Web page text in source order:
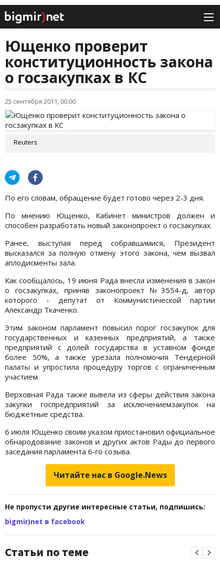
Ющенко проверит
конституционность закона
о госзакупках в КС
25 сентября 2011, 00:00
Reuters
По его словам, обращение будет готово через 2-3 дня.
По мнению Ющенко, Кабинет министров должен и
способен разработать новый законопроект о госзакупках.
Ранее, выступая перед собравшимися, Президент
высказался за полную отмену этого закона, чем вызвал
аплодисменты зала.
Как сообщалось, 19 июня Рада внесла изменения в закон
о госзакупках, приняв законопроект №3554-д, автор
которого - депутат от Коммунистической партии
Александр Ткаченко.
Этим законом парламент повысил порог госзакупок для
государственных и казенных предприятий, а также
предприятий с долей государства в уставном фонде
более 50%, а также урезала полномочия Тендерной
палаты и упростила процедуру торгов с ограниченным
участием.
Верховная Рада также вывела из сферы действия закона
закупки госпредприятий за исключениемзакупок на
бюджетные средства.
6 июля Ющенко своим указом приостановил официальное
обнародование законов и других актов Рады до первого
заседания парламента 6-го созыва.
Читайте нас в Google.News
Не пропусти другие интересные статьи, подпишись:
bigmir)net в facebook
Статьи по теме